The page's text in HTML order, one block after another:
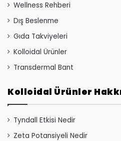
Wellness Rehberi
Dış Beslenme
Gıda Takviyeleri
Kolloidal Ürünler
Transdermal Bant
Kolloidal Ürünler
Tyndall Etkisi Nedir
Zeta Potansiyeli Nedir